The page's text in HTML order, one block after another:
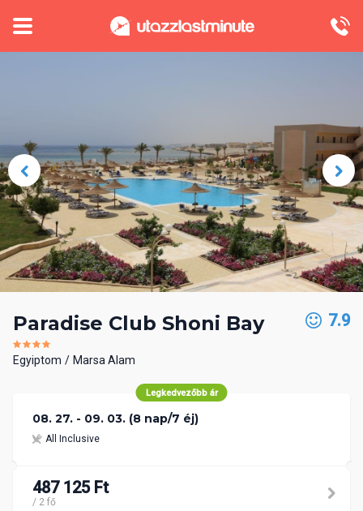
Paradise Club Shoni Bay
Egyiptom Marsa Alam
7.9
Legkedvezőbb ár
08. 27. - 09. 03. (8 nap/7 éj)
All Inclusive
487 125 Ft
/ 2 fő